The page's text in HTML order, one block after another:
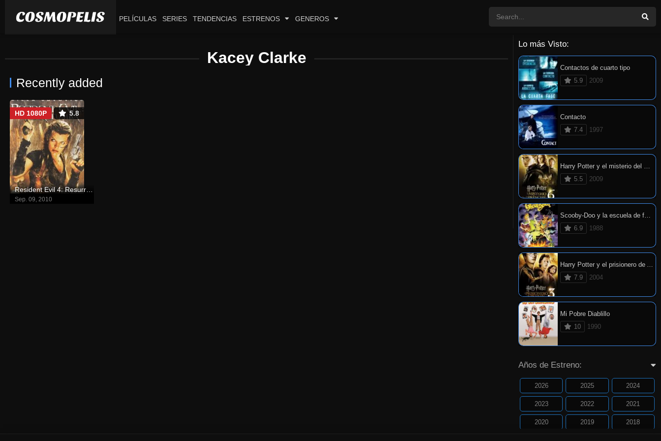
PELÍCULAS SERIES TENDENCIAS ESTRENOS GENEROS
Kacey Clarke
Recently added
5.8
HD 1080P
Sep. 09, 2010
Lo más Visto:
Contactos de cuarto tipo
5.9
2009
Contacto
7.4
1997
Harry Potter y el misterio del príncipe
5.5
2009
Scooby-Doo y la escuela de fantasmas
6.9
1988
Harry Potter y el prisionero de Azkaban
7.9
2004
Mi Pobre Diablillo
10
1990
Años de Estreno:
2026 2025 2024
2023 2022 2021
2020 2019 2018